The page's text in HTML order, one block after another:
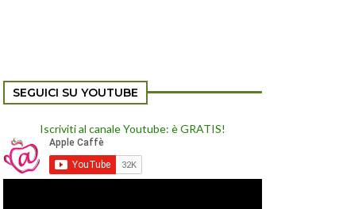
SEGUICI SU YOUTUBE
Iscriviti al canale Youtube: è GRATIS!